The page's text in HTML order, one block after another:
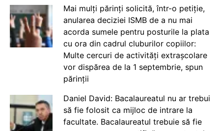
Mai mulți părinți solicită, într-o petiție,
anularea deciziei ISMB de a nu mai
acorda sumele pentru posturile la plata
cu ora din cadrul cluburilor copiilor:
Multe cercuri de activități extrașcolare
vor dispărea de la 1 septembrie, spun
părinții
Daniel David: Bacalaureatul nu ar trebui
să fie folosit ca mijloc de intrare la
facultate. Bacalaureatul trebuie să fie